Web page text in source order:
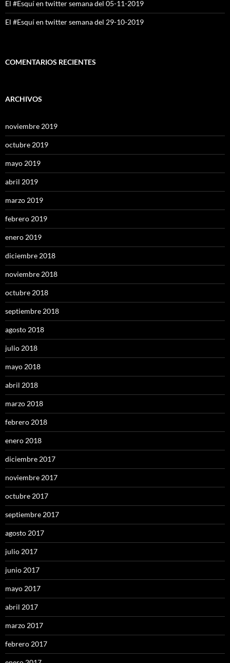
El #Esquí en twitter semana del 05-11-2019
El #Esquí en twitter semana del 29-10-2019
COMENTARIOS RECIENTES
ARCHIVOS
noviembre 2019
octubre 2019
mayo 2019
abril 2019
marzo 2019
febrero 2019
enero 2019
diciembre 2018
noviembre 2018
octubre 2018
septiembre 2018
agosto 2018
julio 2018
mayo 2018
abril 2018
marzo 2018
febrero 2018
enero 2018
diciembre 2017
noviembre 2017
octubre 2017
septiembre 2017
agosto 2017
julio 2017
junio 2017
mayo 2017
abril 2017
marzo 2017
febrero 2017